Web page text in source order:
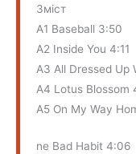
Зміст
A1 Baseball 3:50
A2 Inside You 4:11
A3 All Dressed Up
A4 Lotus Blossom
A5 On My Way
ne Bad Habit 4:06